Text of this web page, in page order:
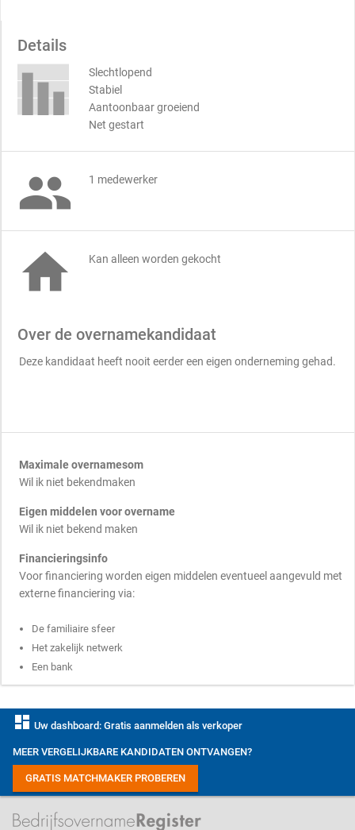
Details
Slechtlopend
Stabiel
Aantoonbaar groeiend
Net gestart
 1 medewerker
 Kan alleen worden gekocht
Over de overnamekandidaat
Deze kandidaat heeft nooit eerder een eigen onderneming gehad.
Maximale overnamesom
Wil ik niet bekendmaken
Eigen middelen voor overname
Wil ik niet bekend maken
Financieringsinfo
Voor financiering worden eigen middelen eventueel aangevuld met
externe financiering via:
De familiaire sfeer
Het zakelijk netwerk
Een bank
dashboard Uw dashboard: Gratis aanmelden als verkoper
MEER VERGELIJKBARE KANDIDATEN ONTVANGEN?
GRATIS MATCHMAKER PROBEREN